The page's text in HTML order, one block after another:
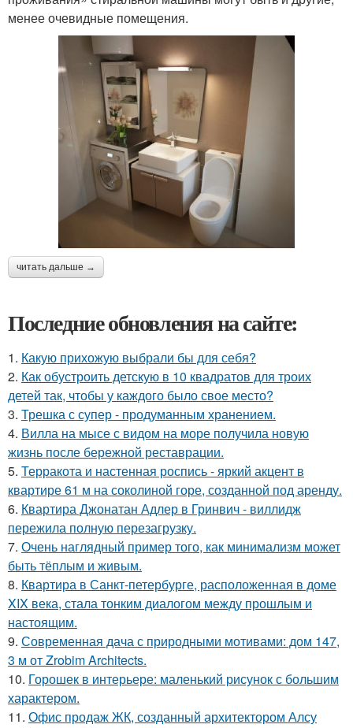
менее очевидные помещения.
читать дальше →
Последние обновления на сайте:
1. Какую прихожую выбрали бы для себя?
2. Как обустроить детскую в 10 квадратов для троих
детей так, чтобы у каждого было свое место?
3. Трешка с супер - продуманным хранением.
4. Вилла на мысе с видом на море получила новую
жизнь после бережной реставрации.
5. Терракота и настенная роспись - яркий акцент в
квартире 61 м на соколиной горе, созданной под аренду.
6. Квартира Джонатан Адлер в Гринвич - виллидж
пережила полную перезагрузку.
7. Очень наглядный пример того, как минимализм может
быть тёплым и живым.
8. Квартира в Санкт-петербурге, расположенная в доме
XIX века, стала тонким диалогом между прошлым и
настоящим.
9. Современная дача с природными мотивами: дом 147,
3 м от Zrobim Architects.
10. Горошек в интерьере: маленький рисунок с большим
характером.
11. Офис продаж ЖК, созданный архитектором Алсу